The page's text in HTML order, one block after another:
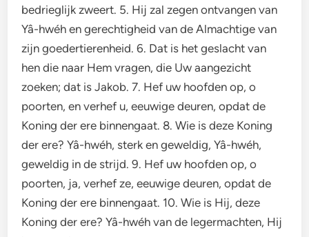
bedrieglijk zweert. 5. Hij zal zegen ontvangen van
Yâ-hwéh en gerechtigheid van de Almachtige van
zijn goedertierenheid. 6. Dat is het geslacht van
hen die naar Hem vragen, die Uw aangezicht
zoeken; dat is Jakob. 7. Hef uw hoofden op, o
poorten, en verhef u, eeuwige deuren, opdat de
Koning der ere binnengaat. 8. Wie is deze Koning
der ere? Yâ-hwéh, sterk en geweldig, Yâ-hwéh,
geweldig in de strijd. 9. Hef uw hoofden op, o
poorten, ja, verhef ze, eeuwige deuren, opdat de
Koning der ere binnengaat. 10. Wie is Hij, deze
Koning der ere? Yâ-hwéh van de legermachten, Hij